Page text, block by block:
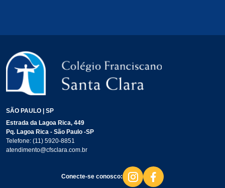
SÃO PAULO | SP
Estrada da Lagoa Rica, 449
Pq. Lagoa Rica - São Paulo -SP
Telefone: (11) 5920-8851
atendimento@cfsclara.com.br
Conecte-se conosco: